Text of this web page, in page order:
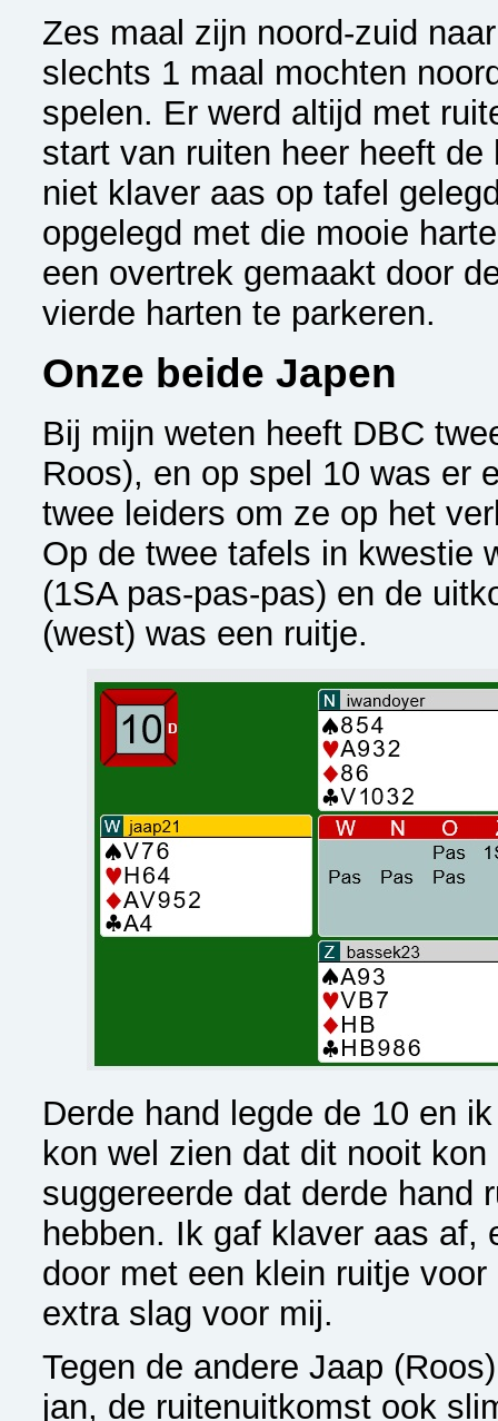
Zes maal zijn noord-zuid
slechts 1 maal mochten
spelen. Er werd altijd met
start van ruiten heer heeft
niet klaver aas op tafel
opgelegd met die mooie
een overtrek gemaakt door
vierde harten te parkeren.
Onze beide Japen
Bij mijn weten heeft DBC
Roos), en op spel 10 was er
twee leiders om ze op het
Op de twee tafels in kwestie
(1SA pas-pas-pas) en de
(west) was een ruitje.
Derde hand legde de 10 en
kon wel zien dat dit nooit
suggereerde dat derde hand
hebben. Ik gaf klaver aas af,
door met een klein ruitje
extra slag voor mij.
Tegen de andere Jaap
jan, de ruitenuitkomst ook